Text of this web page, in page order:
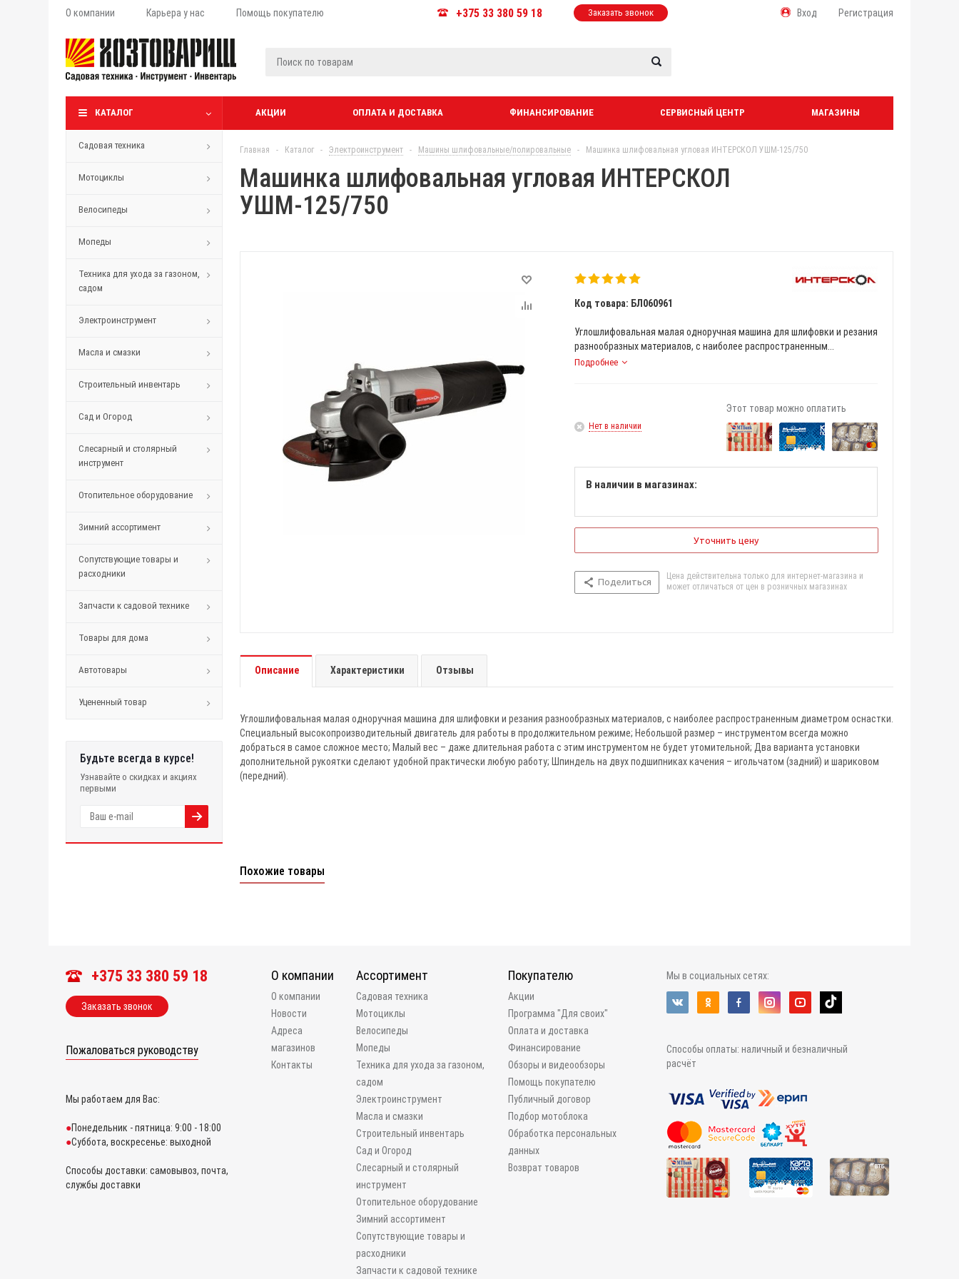
О компании Карьера у нас Помощь покупателю +375 33 380 59 18 Заказать звонок Вход Регистрация
КАТАЛОГ АКЦИИ ОПЛАТА И ДОСТАВКА ФИНАНСИРОВАНИЕ СЕРВИСНЫЙ ЦЕНТР МАГАЗИНЫ
Садовая техника
Мотоциклы
Велосипеды
Мопеды
Техника для ухода за газоном,
садом
Электроинструмент
Масла и смазки
Строительный инвентарь
Сад и Огород
Слесарный и столярный
инструмент
Отопительное оборудование
Зимний ассортимент
Сопутствующие товары и
расходники
Запчасти к садовой технике
Товары для дома
Автотовары
Уцененный товар
Будьте всегда в курсе!
Узнавайте о скидках и акциях
первыми
Главная - Каталог - Электроинструмент - Машины шлифовальные/полировальные - Машинка шлифовальная угловая ИНТЕРСКОЛ УШМ-125/750
Машинка шлифовальная угловая ИНТЕРСКОЛ
УШМ-125/750
Код товара: БЛ060961
Углошлифовальная малая одноручная машина для шлифовки и резания
разнообразных материалов, с наиболее распространенным...
Подробнее
Нет в наличии
Этот товар можно оплатить
В наличии в магазинах:
Уточнить цену
Поделиться
Цена действительна только для интернет-магазина и
может отличаться от цен в розничных магазинах
Описание Характеристики Отзывы
Углошлифовальная малая одноручная машина для шлифовки и резания разнообразных материалов, с наиболее распространенным диаметром оснастки.
Специальный высокопроизводительный двигатель для работы в продолжительном режиме; Небольшой размер – инструментом всегда можно
добраться в самое сложное место; Малый вес – даже длительная работа с этим инструментом не будет утомительной; Два варианта установки
дополнительной рукоятки сделают удобной практически любую работу; Шпиндель на двух подшипниках качения – игольчатом (задний) и шариковом
(передний).
Похожие товары
+375 33 380 59 18
Заказать звонок
Пожаловаться руководству
Мы работаем для Вас:
Понедельник - пятница: 9:00 - 18:00
Суббота, воскресенье: выходной
Способы доставки: самовывоз, почта,
службы доставки
О компании
О компании
Новости
Адреса
магазинов
Контакты
Ассортимент
Садовая техника
Мотоциклы
Велосипеды
Мопеды
Техника для ухода за газоном,
садом
Электроинструмент
Масла и смазки
Строительный инвентарь
Сад и Огород
Слесарный и столярный
инструмент
Отопительное оборудование
Зимний ассортимент
Сопутствующие товары и
расходники
Запчасти к садовой технике
Покупателю
Акции
Программа "Для своих"
Оплата и доставка
Финансирование
Обзоры и видеообзоры
Помощь покупателю
Публичный договор
Подбор мотоблока
Обработка персональных
данных
Возврат товаров
Мы в социальных сетях:
Способы оплаты: наличный и безналичный
расчёт